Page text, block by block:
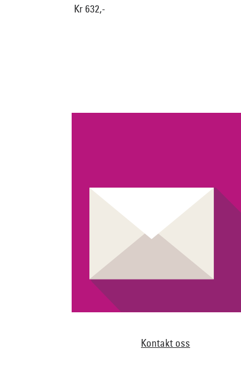
Kr 632,-
Kontakt oss